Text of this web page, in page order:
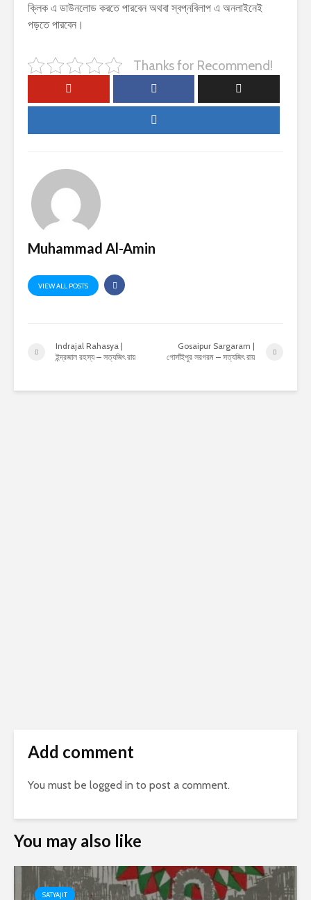
ক্লিক এ ডাউনলোড করতে পারবেন অথবা স্বপ্নবিলাপ এ অনলাইনেই
পড়তে পারবেন।
Thanks for Recommend!
Muhammad Al-Amin
VIEW ALL POSTS
Indrajal Rahasya |
ইন্দ্রজাল রহস্য – সত্যজিৎ রায়
Gosaipur Sargaram |
গোসাঁইপুর সরগরম – সত্যজিৎ রায়
Add comment
You must be logged in to post a comment.
You may also like
SATYAJIT